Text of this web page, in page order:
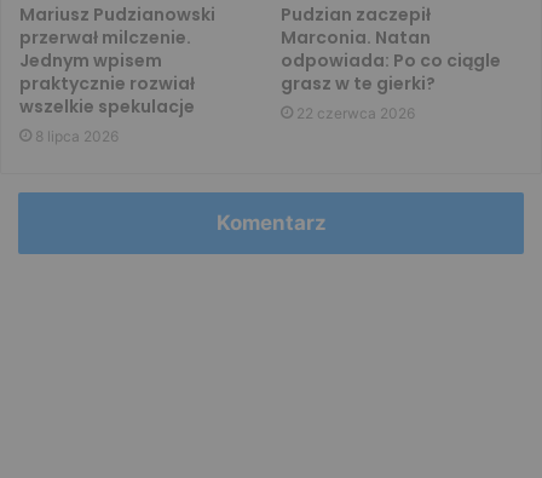
Mariusz Pudzianowski
przerwał milczenie.
Jednym wpisem
praktycznie rozwiał
wszelkie spekulacje
8 lipca 2026
Pudzian zaczepił
Marconia. Natan
odpowiada: Po co ciągle
grasz w te gierki?
22 czerwca 2026
Komentarz